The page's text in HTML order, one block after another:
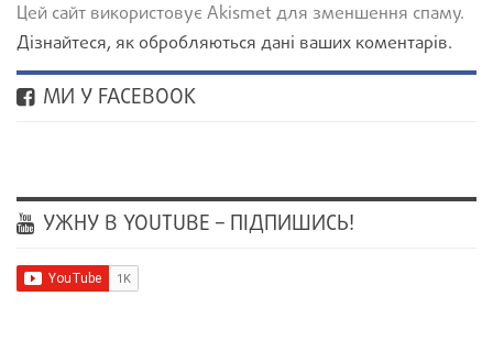
Цей сайт використовує Akismet для зменшення спаму.
Дізнайтеся, як обробляються дані ваших коментарів.
МИ У FACEBOOK
УЖНУ В YOUTUBE – ПІДПИШИСЬ!